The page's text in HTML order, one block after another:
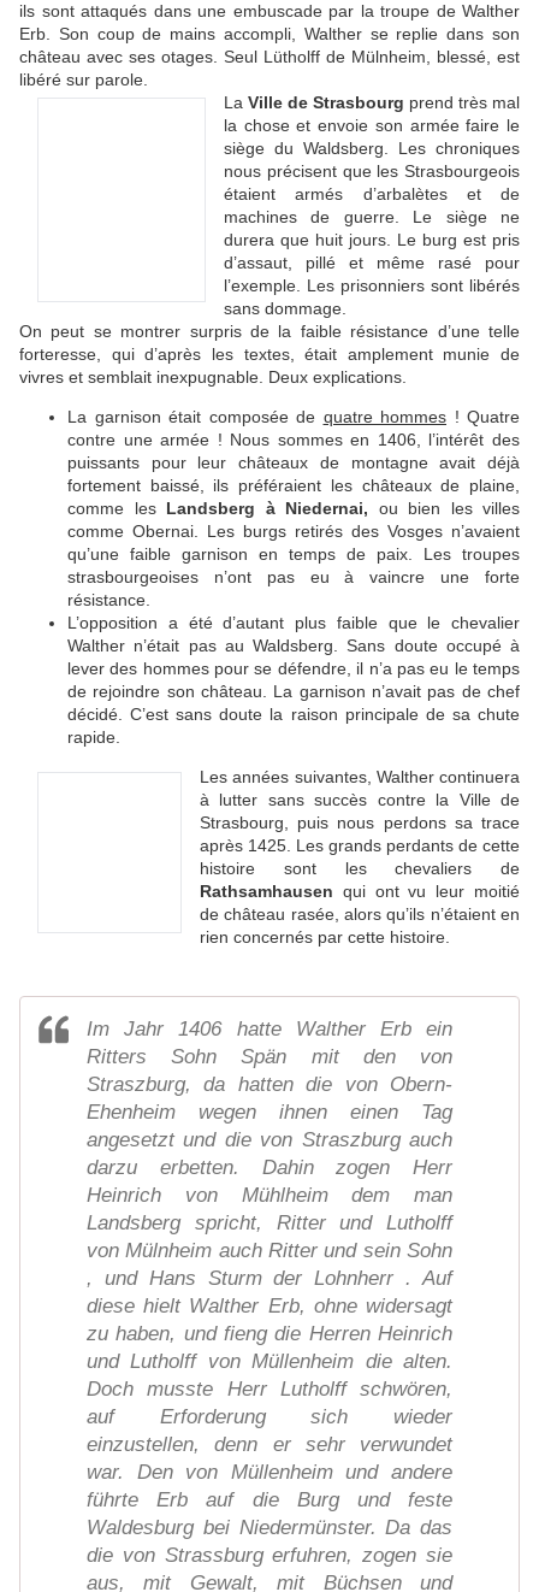
ils sont attaqués dans une embuscade par la troupe de Walther
Erb. Son coup de mains accompli, Walther se replie dans son
château avec ses otages. Seul Lütholff de Mülnheim, blessé, est
libéré sur parole.
La Ville de Strasbourg prend très mal
la chose et envoie son armée faire le
siège du Waldsberg. Les chroniques
nous précisent que les Strasbourgeois
étaient armés d’arbalètes et de
machines de guerre. Le siège ne
durera que huit jours. Le burg est pris
d’assaut, pillé et même rasé pour
l’exemple. Les prisonniers sont libérés
sans dommage.
On peut se montrer surpris de la faible résistance d’une telle
forteresse, qui d’après les textes, était amplement munie de
vivres et semblait inexpugnable. Deux explications.
La garnison était composée de quatre hommes ! Quatre
contre une armée ! Nous sommes en 1406, l’intérêt des
puissants pour leur châteaux de montagne avait déjà
fortement baissé, ils préféraient les châteaux de plaine,
comme les Landsberg à Niedernai, ou bien les villes
comme Obernai. Les burgs retirés des Vosges n’avaient
qu’une faible garnison en temps de paix. Les troupes
strasbourgeoises n’ont pas eu à vaincre une forte
résistance.
L’opposition a été d’autant plus faible que le chevalier
Walther n’était pas au Waldsberg. Sans doute occupé à
lever des hommes pour se défendre, il n’a pas eu le temps
de rejoindre son château. La garnison n’avait pas de chef
décidé. C’est sans doute la raison principale de sa chute
rapide.
Les années suivantes, Walther continuera
à lutter sans succès contre la Ville de
Strasbourg, puis nous perdons sa trace
après 1425. Les grands perdants de cette
histoire sont les chevaliers de
Rathsamhausen qui ont vu leur moitié
de château rasée, alors qu’ils n’étaient en
rien concernés par cette histoire.
Im Jahr 1406 hatte Walther Erb ein
Ritters Sohn Spän mit den von
Straszburg, da hatten die von Obern-
Ehenheim wegen ihnen einen Tag
angesetzt und die von Straszburg auch
darzu erbetten. Dahin zogen Herr
Heinrich von Mühlheim dem man
Landsberg spricht, Ritter und Lutholff
von Mülnheim auch Ritter und sein Sohn
, und Hans Sturm der Lohnherr . Auf
diese hielt Walther Erb, ohne widersagt
zu haben, und fieng die Herren Heinrich
und Lutholff von Müllenheim die alten.
Doch musste Herr Lutholff schwören,
auf Erforderung sich wieder
einzustellen, denn er sehr verwundet
war. Den von Müllenheim und andere
führte Erb auf die Burg und feste
Waldesburg bei Niedermünster. Da das
die von Strassburg erfuhren, zogen sie
aus, mit Gewalt, mit Büchsen und